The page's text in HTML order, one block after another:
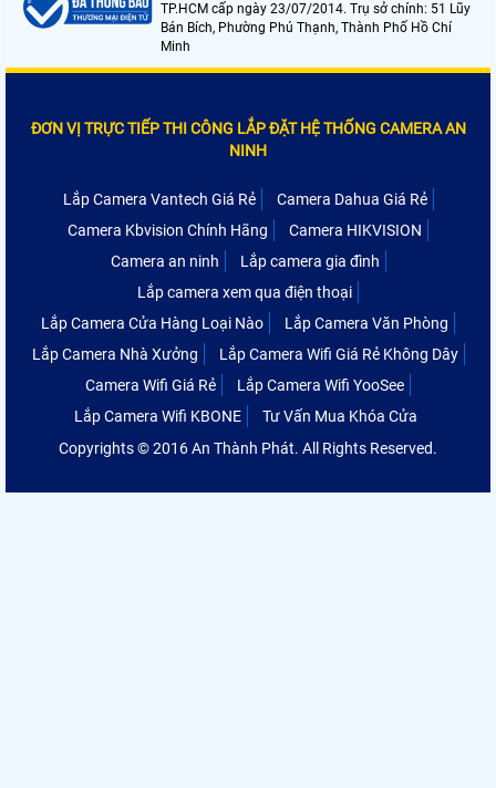
TP.HCM cấp ngày 23/07/2014. Trụ sở chính: 51 Lũy
Bán Bích, Phường Phú Thạnh, Thành Phố Hồ Chí
Minh
ĐƠN VỊ TRỰC TIẾP THI CÔNG LẮP ĐẶT HỆ THỐNG CAMERA AN
NINH
Lắp Camera Vantech Giá Rẻ
Camera Dahua Giá Rẻ
Camera Kbvision Chính Hãng
Camera HIKVISION
Camera an ninh
Lắp camera gia đình
Lắp camera xem qua điện thoại
Lắp Camera Cửa Hàng Loại Nào
Lắp Camera Văn Phòng
Lắp Camera Nhà Xưởng
Lắp Camera Wifi Giá Rẻ Không Dây
Camera Wifi Giá Rẻ
Lắp Camera Wifi YooSee
Lắp Camera Wifi KBONE
Tư Vấn Mua Khóa Cửa
Copyrights © 2016 An Thành Phát. All Rights Reserved.